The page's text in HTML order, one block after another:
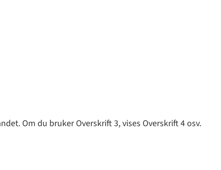
Om du bruker Overskrift 3, vises Overskrift 4 osv.